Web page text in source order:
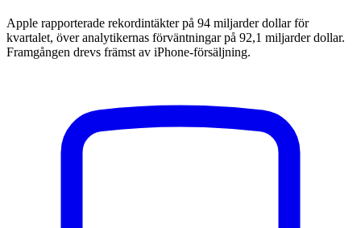
Apple rapporterade rekordintäkter på 94 miljarder dollar för
kvartalet, över analytikernas förväntningar på 92,1 miljarder dollar.
Framgången drevs främst av iPhone-försäljning.